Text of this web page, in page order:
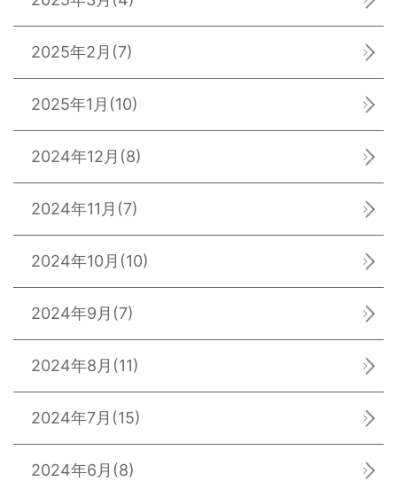
2025年2月 (7)
2025年1月 (10)
2024年12月 (8)
2024年11月 (7)
2024年10月 (10)
2024年9月 (7)
2024年8月 (11)
2024年7月 (15)
2024年6月 (8)